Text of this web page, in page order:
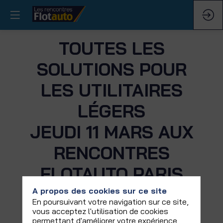
TOUTES LES
SOLUTIONS POUR
LES UTILITAIRES
LÉGERS
JEUDI 11 MARS AUX
RENCONTRES
FLOTAUTO PARIS
Espace dédié
A propos des cookies sur ce site
En poursuivant votre navigation sur ce site,
vous acceptez l'utilisation de cookies
permettant d'améliorer votre expérience